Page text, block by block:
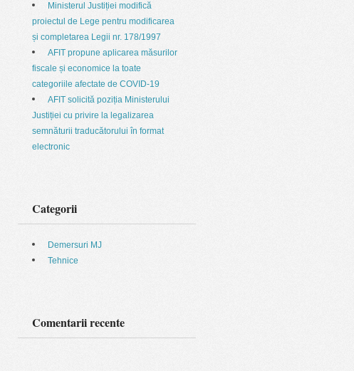
Ministerul Justiției modifică
proiectul de Lege pentru modificarea
și completarea Legii nr. 178/1997
AFIT propune aplicarea măsurilor
fiscale și economice la toate
categoriile afectate de COVID-19
AFIT solicită poziția Ministerului
Justiției cu privire la legalizarea
semnăturii traducătorului în format
electronic
Categorii
Demersuri MJ
Tehnice
Comentarii recente